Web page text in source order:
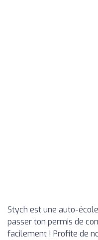
Stych est une auto-
passer ton permis de
facilement ! Profite de